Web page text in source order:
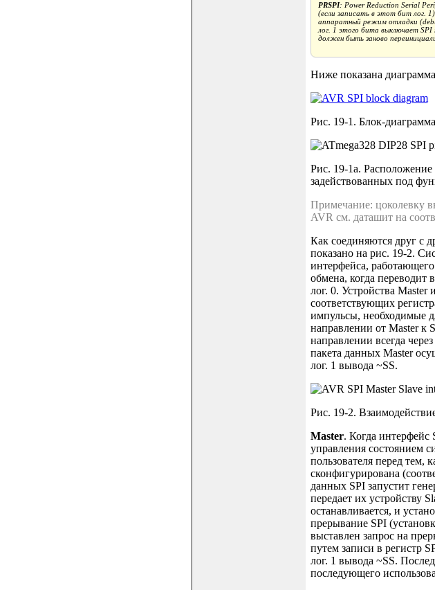
PRSPI: Power Reduction Serial
(если записать в этот бит лог.
аппаратный режим отладки
лог. 1 этого бита выключает SPI
должен быть заново
Ниже показана
Рис. 19-1. Блок-
Рис. 19-1a. Расположение
задействованных под
Примечание: цоколевку
AVR см. даташит на
Как соединяются друг с
показано на рис. 19-2.
интерфейса,
обмена, когда переводит
лог. 0. Устройства
соответствующих
импульсы, необходимые
направлении от Master к
направлении всегда
пакета данных Master
лог. 1 вывода ~SS.
Рис. 19-2.
Master. Когда интерфейс
управления состоянием
пользователя перед тем,
сконфигурирована
данных SPI запустит
передает их устройству
останавливается, и
прерывание SPI
выставлен запрос на
путем записи в регистр
лог. 1 вывода ~SS.
последующего